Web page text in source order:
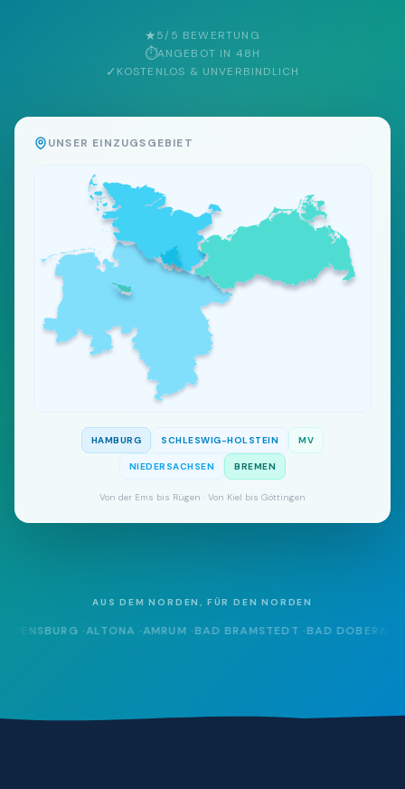
★5/5 BEWERTUNG
⏱ANGEBOT IN 48H
✓ KOSTENLOS & UNVERBINDLICH
UNSER EINZUGSGEBIET
HAMBURG SCHLESWIG-HOLSTEIN MV
NIEDERSACHSEN BREMEN
Von der Ems bis Rügen · Von Kiel bis Göttingen
AUS DEM NORDEN, FÜR DEN NORDEN
·ALTONA·AMRUM·BAD BRAMSTEDT·BAD DOBERAN·